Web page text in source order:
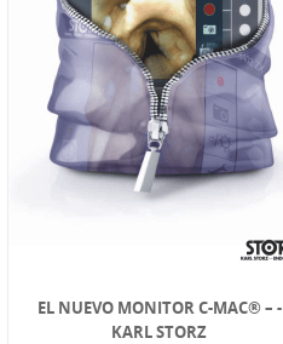
EL NUEVO MONITOR C-MAC® – -
KARL STORZ